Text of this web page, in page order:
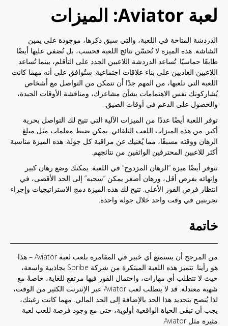
لعبة Aviator: الميزات
الدردشة المتاحة في اللعبة، والتي سبق ذكرها، موجودة على يمين
الشاشة. هذه الميزة لا تُحسّن نتائج اللعبة فحسب، بل تُضفي عليها أيضًا
طابعًا حماسيًا. تُساعد الدردشة اللاعبين الجدد على التأقلم، بينما تُساعد
اللاعبين العاديين على بناء علاقات اجتماعية. ستُوافق على أنه مهما كانت
اللعبة التي تلعبها، من المهم جدًا أن تتمكن من التواصل مع أشخاص
يُشاركونك نفس الاهتمامات بشأن مشاعرك، ومناقشة الأوقات الجيدة،
والحصول على الدعم في أوقات الضيق.
توفر اللعبة أيضًا عددًا من الميزات الآلية التي تتيح لك التواصل بحرية
أكبر. من هذه الميزات اللعب التلقائي. يمكن ضبط معلمات مثل مبلغ
الرهان ووقته مسبقًا، مما يُغنيك عن مراقبة كل جولة. هذه الميزة مناسبة
أكثر للاعبين المحترفين الواثقين من نتائجهم.
تتوفر أيضًا ميزة “الرهان المزدوج” في اللعبة. يمكنك وضع رهان كبير
وإنهائه بفرص أقل، ورهان أصغر يمكن “سحبه” إلى الحد الأقصى، في
انتظار فرص الفوز الأعلى. تتيح لك هذه الميزة دمج الاستراتيجيات وإجراء
تجربتين في وقت واحد خلال جولة واحدة.
خاتمة
من المرجح أن يستمتع أي خبير في المقامرة بلعب لعبة Aviator – هذا
هو رأينا. تتميز هذه اللعبة المبتكرة من شركة Spribe بجاذبية واسعة،
حيث لا تتطلب أي مهارات، واحتمال الفوز فيها مرتفع للغاية، خاصةً مع
شهية معتدلة. قد لا يتطلب لعب Aviator عبر الإنترنت الكثير من الوقت،
لذا يُنصح بتحديد هذا الحد بالإضافة إلى الحد المالي. مهما كانت رغبتك،
يجب أن تبقى الحياة الواقعية أولوية، حتى مع وجود فرصة للعب لعبة
مثيرة مثل Aviator.